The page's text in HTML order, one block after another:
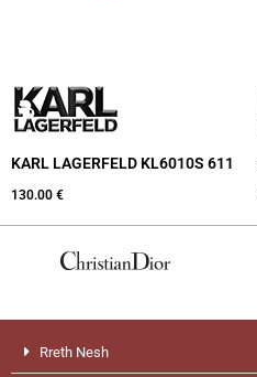
KARL LAGERFELD KL6010S 611
130.00 €
Rreth Nesh